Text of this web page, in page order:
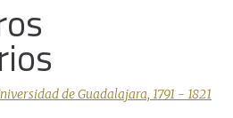
Galería
institucionales
de Guadalajara, 1791 - 1821